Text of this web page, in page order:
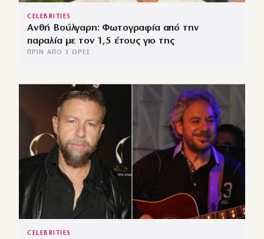
CELEBRITIES
Ανθή Βούλγαρη: Φωτογραφία από την
παραλία με τον 1,5 έτους γιο της
ΠΡΙΝ ΑΠΌ 3 ΏΡΕΣ
CELEBRITIES